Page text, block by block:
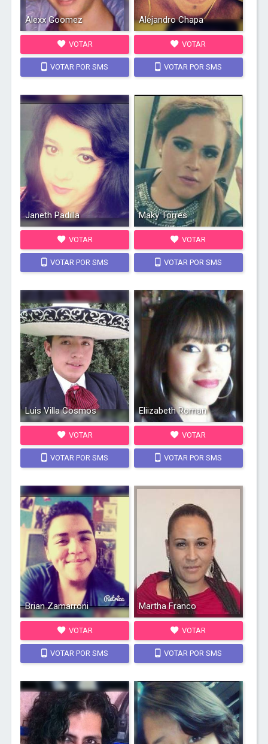
Alexx Goomez
VOTAR
VOTAR POR SMS
Alejandro Chapa
VOTAR
VOTAR POR SMS
Janeth Padilla
VOTAR
VOTAR POR SMS
Maky Torres
VOTAR
VOTAR POR SMS
Luis Villa Cosmos
VOTAR
VOTAR POR SMS
Eliizabeth Roman
VOTAR
VOTAR POR SMS
Brian Zamarroni
VOTAR
VOTAR POR SMS
Martha Franco
VOTAR
VOTAR POR SMS